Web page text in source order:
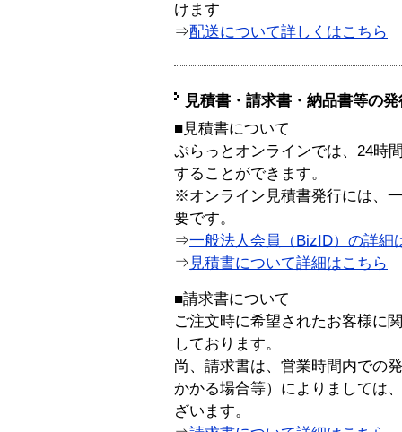
けます
⇒配送について詳しくはこちら
見積書・請求書・納品書等の
■見積書について
ぷらっとオンラインでは、24時
することができます。
※オンライン見積書発行には、
要です。
⇒一般法人会員（BizID）の詳細
⇒ 見積書について詳細はこちら
■請求書について
ご注文時に希望されたお客様に
しております。
尚、請求書は、営業時間内での
かかる場合等）によりましては
ざいます。